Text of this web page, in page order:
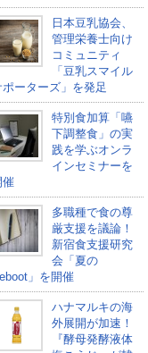
日本豆乳協会、
管理栄養士向け
コミュニティ
「豆乳スマイル
ポーターズ」を発足
特別食加算「嚥
下調整食」の実
践を学ぶオンラ
インセミナーを
催
多職種で食の尊
厳支援を議論！
新宿食支援研究
会「夏の
」を開催
ハナマルキの海
外展開が加速！
『酵母発酵液体